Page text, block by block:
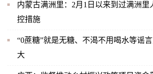
内蒙古满洲里：2月1日以来到过满洲里
控措施
“0蔗糖”就是无糖、不渴不用喝水等谣
大